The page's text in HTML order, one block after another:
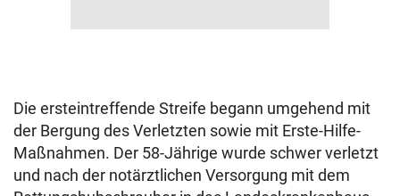
Die ersteintreffende Streife begann umgehend mit
der Bergung des Verletzten sowie mit Erste-Hilfe-
Maßnahmen. Der 58-Jährige wurde schwer verletzt
und nach der notärztlichen Versorgung mit dem